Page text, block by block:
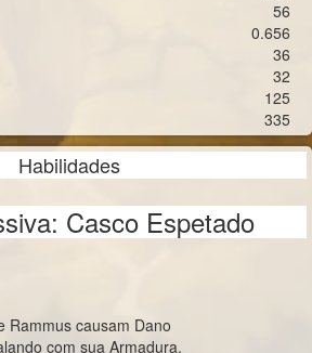
56
0.656
36
32
125
335
Habilidades
Casco Espetado
Rammus causam Dano
com sua Armadura.